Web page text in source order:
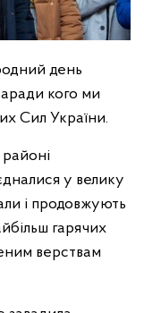
день
кого ми
Сил України.
у велику
і продовжують
гарячих
верствам